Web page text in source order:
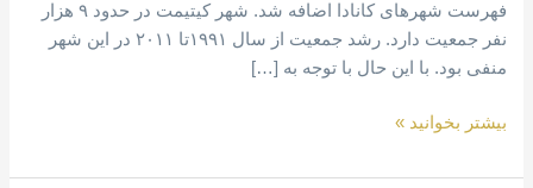
فهرست شهرهای کانادا اضافه شد. شهر کیتیمت در حدود ۹ هزار
نفر جمعیت دارد. رشد جمعیت از سال ۱۹۹۱تا ۲۰۱۱ در این شهر
منفی بود. با این حال با توجه به […]
بیشتر بخوانید »